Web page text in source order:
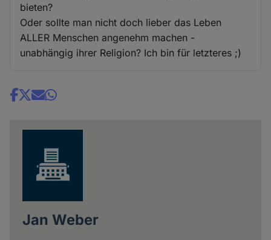
bieten?
Oder sollte man nicht doch lieber das Leben
ALLER Menschen angenehm machen -
unabhängig ihrer Religion? Ich bin für letzteres ;)
Share
Jan Weber